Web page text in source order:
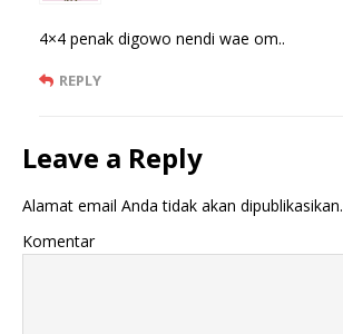
4×4 penak digowo nendi wae om..
REPLY
Leave a Reply
Alamat email Anda tidak akan dipublikasikan.
Komentar